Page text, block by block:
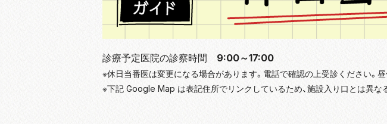
診療予定医院の診察時間 9:00～17:00
※休日当番医は変更になる場合があります。電話で確認の上受診ください。
※下記 Google Map は表記住所でリンクしているため、施設入り口とは異な